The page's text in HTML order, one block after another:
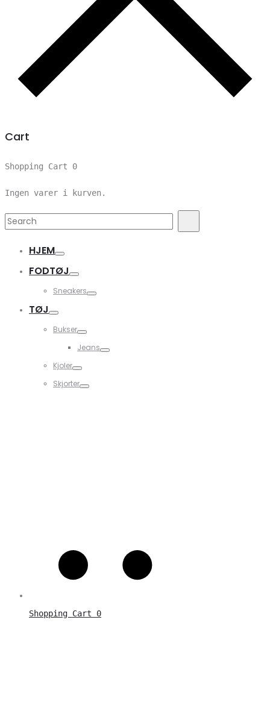
Cart
Shopping Cart 0
Ingen varer i kurven.
Search
HJEM
FODTØJ
Sneakers
TØJ
Bukser
Jeans
Kjoler
Skjorter
Shopping Cart 0